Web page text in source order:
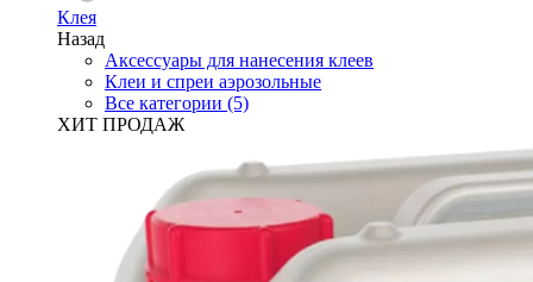
Клея
Назад
Аксессуары для нанесения клеев
Клеи и спреи аэрозольные
Все категории (5)
ХИТ ПРОДАЖ